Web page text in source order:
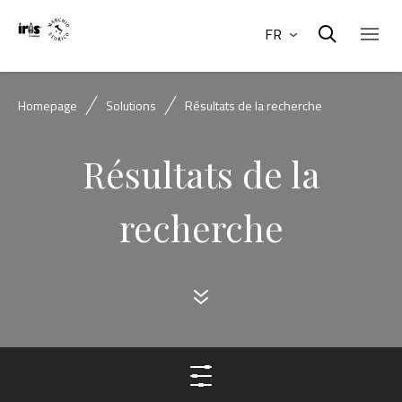
FR
Homepage Solutions Résultats de la recherche
Résultats de la
recherche